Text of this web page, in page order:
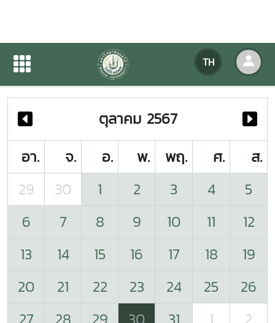
TH
ปฏิทินกิจกรรมของหน่วยงาน
ปฏิทินกิจกรรมของหน่วยงาน
ตุลาคม 2567
อา.
จ. อ. พ. พฤ. ศ.
ส.
29
30 1 2 3 4
5
6
7 8 9 10 11
12
13
14 15 16 17 18
19
20
21 22 23 24 25
26